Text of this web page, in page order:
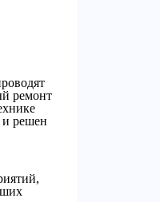
ремонт
и решен